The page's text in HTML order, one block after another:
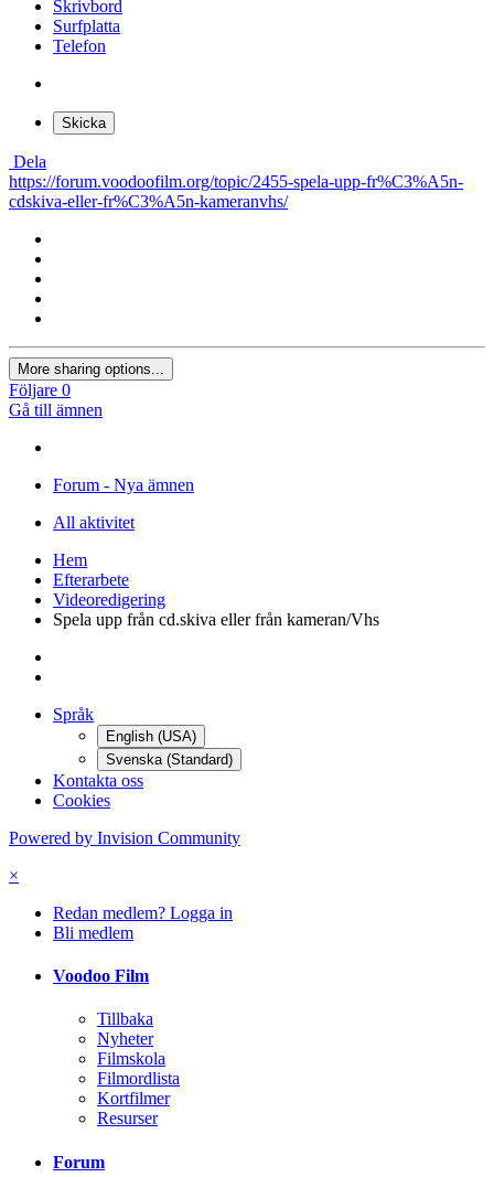
Skrivbord
Surfplatta
Telefon
Skicka
Dela
https://forum.voodoofilm.org/topic/2455-spela-upp-fr%C3%A5n-
cdskiva-eller-fr%C3%A5n-kameranvhs/
More sharing options...
Följare 0
Gå till ämnen
Forum - Nya ämnen
All aktivitet
Hem
Efterarbete
Videoredigering
Spela upp från cd.skiva eller från kameran/Vhs
Språk
English (USA)
Svenska (Standard)
Kontakta oss
Cookies
Powered by Invision Community
×
Redan medlem? Logga in
Bli medlem
Voodoo Film
Tillbaka
Nyheter
Filmskola
Filmordlista
Kortfilmer
Resurser
Forum